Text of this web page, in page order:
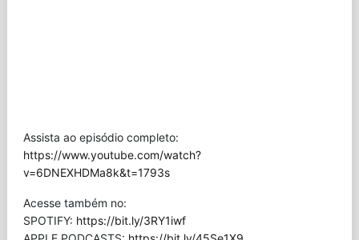
Assista ao episódio completo:
https://www.youtube.com/watch?
v=6DNEXHDMa8k&t=1793s
Acesse também no:
SPOTIFY: https://bit.ly/3RY1iwf